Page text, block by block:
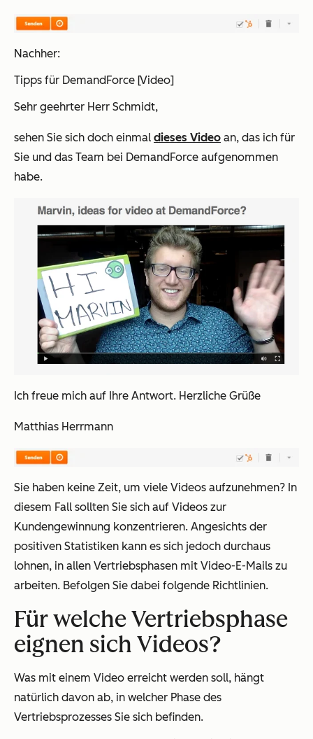
Nachher:
Tipps für DemandForce [Video]
Sehr geehrter Herr Schmidt,
sehen Sie sich doch einmal dieses Video an, das ich für
Sie und das Team bei DemandForce aufgenommen
habe.
Ich freue mich auf Ihre Antwort. Herzliche Grüße
Matthias Herrmann
Sie haben keine Zeit, um viele Videos aufzunehmen? In
diesem Fall sollten Sie sich auf Videos zur
Kundengewinnung konzentrieren. Angesichts der
positiven Statistiken kann es sich jedoch durchaus
lohnen, in allen Vertriebsphasen mit Video-E-Mails zu
arbeiten. Befolgen Sie dabei folgende Richtlinien.
Für welche Vertriebsphase
eignen sich Videos?
Was mit einem Video erreicht werden soll, hängt
natürlich davon ab, in welcher Phase des
Vertriebsprozesses Sie sich befinden.